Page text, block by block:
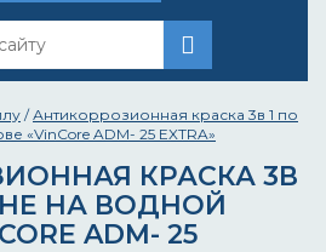
/Антикоррозионная краска 3в 1 по
«VinCore ADM- 25 EXTRA»
КРАСКА 3В
НА ВОДНОЙ
ADM- 25